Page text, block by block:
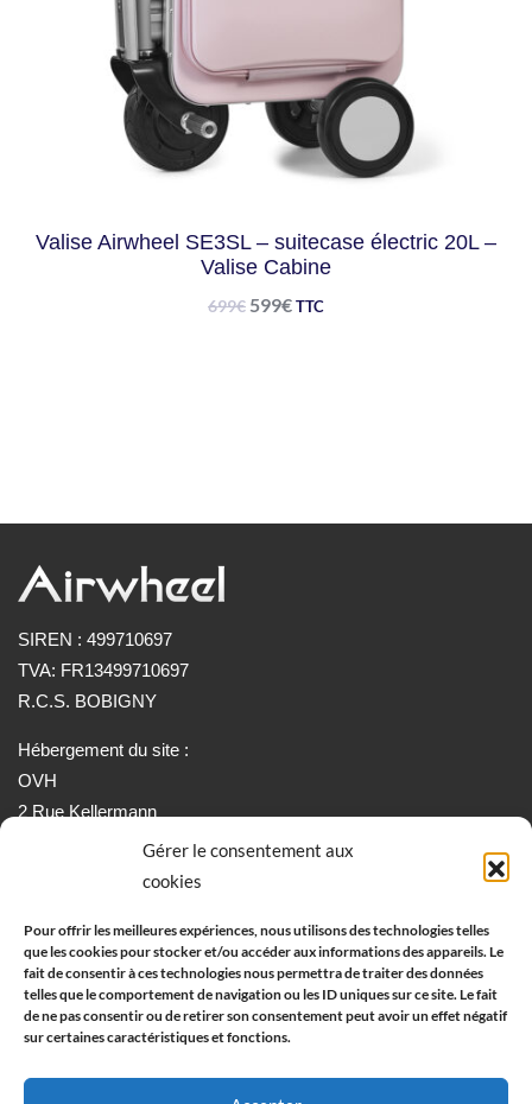
Gérer le consentement aux
cookies
Pour offrir les meilleures expériences, nous utilisons des technologies telles
que les cookies pour stocker et/ou accéder aux informations des appareils. Le
fait de consentir à ces technologies nous permettra de traiter des données
telles que le comportement de navigation ou les ID uniques sur ce site. Le fait
de ne pas consentir ou de retirer son consentement peut avoir un effet négatif
sur certaines caractéristiques et fonctions.
Valise Airwheel SE3SL – suitecase électric 20L –
Valise Cabine
699€ 599€TTC
SIREN : 499710697
TVA: FR13499710697
R.C.S. BOBIGNY
Hébergement du site :
OVH
2 Rue Kellermann
59100 ROUBAIX
Informations:
Conditions générales de vente
Mentions légale
Politique de Retour et Remboursement
Contactez-nous